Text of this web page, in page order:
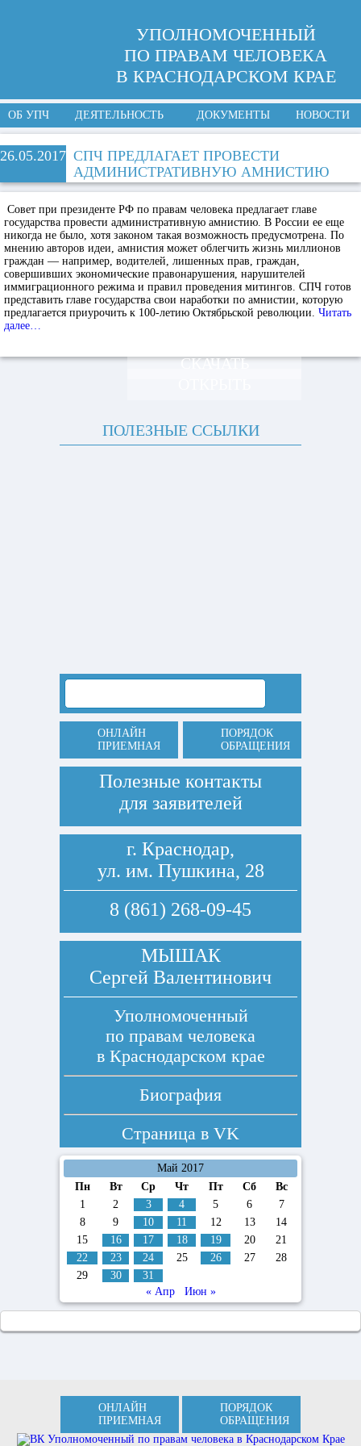
УПОЛНОМОЧЕННЫЙ
ПО ПРАВАМ ЧЕЛОВЕКА
В КРАСНОДАРСКОМ КРАЕ
ОБ УПЧ ДЕЯТЕЛЬНОСТЬ ДОКУМЕНТЫ НОВОСТИ
26.05.2017 СПЧ ПРЕДЛАГАЕТ ПРОВЕСТИ
АДМИНИСТРАТИВНУЮ АМНИСТИЮ
Совет при президенте РФ по правам человека предлагает главе
государства провести административную амнистию. В России ее еще
никогда не было, хотя законом такая возможность предусмотрена. По
мнению авторов идеи, амнистия может облегчить жизнь миллионов
граждан — например, водителей, лишенных прав, граждан,
совершивших экономические правонарушения, нарушителей
иммиграционного режима и правил проведения митингов. СПЧ готов
представить главе государства свои наработки по амнистии, которую
предлагается приурочить к 100-летию Октябрьской революции. Читать
далее…
СКАЧАТЬ
ПОЛЕЗНЫЕ ССЫЛКИ
ОНЛАЙН
ПРИЕМНАЯ
ПОРЯДОК
ОБРАЩЕНИЯ
Полезные контакты
для заявителей
г. Краснодар,
ул. им. Пушкина, 28
8 (861) 268-09-45
МЫШАК
Сергей Валентинович
Уполномоченный
по правам человека
в Краснодарском крае
Биография
Страница в VK
Май 2017
Пн
Вт Ср Чт Пт Сб
Вс
1
2 3 4 5 6
7
8
9 10 11 12 13
14
15
16 17 18 19 20
21
22
23 24 25 26 27
28
29
30
31
« Апр
Июн »
ОНЛАЙН
ПРИЕМНАЯ
ПОРЯДОК
ОБРАЩЕНИЯ